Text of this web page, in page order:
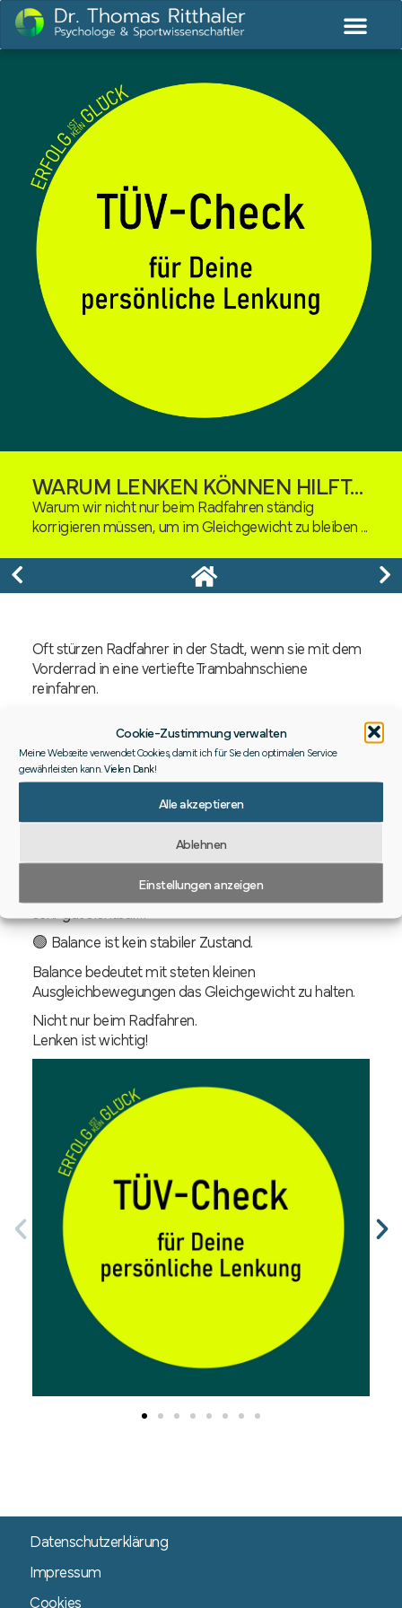
Cookie-Zustimmung verwalten
Meine Webseite verwendet Cookies, damit ich für Sie den optimalen Service
gewährleisten kann. Vielen Dank!
Alle akzeptieren
Ablehnen
Einstellungen anzeigen
WARUM LENKEN KÖNNEN HILFT…
Warum wir nicht nur beim Radfahren ständig
korrigieren müssen, um im Gleichgewicht zu bleiben ...
Oft stürzen Radfahrer in der Stadt, wenn sie mit dem
Vorderrad in eine vertiefte Trambahnschiene
reinfahren.
Weil sie nicht mehr lenken können.
Aber sie könnten doch theoretisch geradeaus fahren?!
Geradeaus ist genau genommen gar kein Geradeaus.
Beim genauen Hinsehen erkennt man, dass es eine
weniger in eine Richtung führt. Im Winter im Schnee
🟢 Balance ist kein stabiler Zustand.
Balance bedeutet mit steten kleinen
Ausgleichbewegungen das Gleichgewicht zu halten.
Nicht nur beim Radfahren.
Lenken ist wichtig!
Datenschutzerklärung
Impressum
Cookies